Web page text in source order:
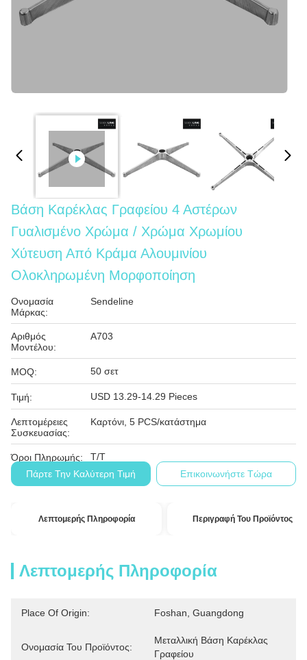
Βάση Καρέκλας Γραφείου 4 Αστέρων
Γυαλισμένο Χρώμα / Χρώμα Χρωμίου
Χύτευση Από Κράμα Αλουμινίου
Ολοκληρωμένη Μορφοποίηση
Ονομασία
Μάρκας:
Sendeline
Αριθμός
Μοντέλου:
A703
MOQ: 50 σετ
Τιμή: USD 13.29-14.29 Pieces
Λεπτομέρειες
Συσκευασίας:
Καρτόνι, 5 PCS/κατάστημα
Όροι Πληρωμής:
Τ/Τ
Πάρτε Την Καλύτερη Τιμή
Επικοινωνήστε Τώρα
Λεπτομερής Πληροφορία Περιγραφή Του Προϊόντος
Λεπτομερής Πληροφορία
Place Of Origin: Foshan, Guangdong
Ονομασία Του Προϊόντος:
Μεταλλική Βάση Καρέκλας
Γραφείου